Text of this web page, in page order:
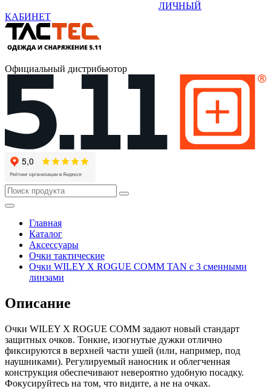
ЛИЧНЫЙ
КАБИНЕТ
Официальный дистрибьютор
Главная
Каталог
Аксессуары
Очки тактические
Очки WILEY X ROGUE COMM TAN с 3 сменными
линзами
Описание
Очки WILEY X ROGUE COMM задают новый стандарт
защитных очков. Тонкие, изогнутые дужки отлично
фиксируются в верхней части ушей (или, например, под
наушниками). Регулируемый наносник и облегченная
конструкция обеспечивают невероятно удобную посадку.
Фокусируйтесь на том, что видите, а не на очках.